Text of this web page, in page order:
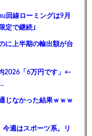
回線ローミングは9月
定で継続｣
に上半期の輸出額が台
2026「6万円です」←
じなかった結果ｗｗｗ
今週はスポーツ系。リ